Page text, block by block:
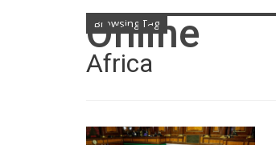
Browsing Tag
Africa